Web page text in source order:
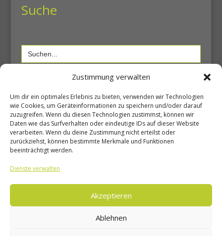
Zustimmung verwalten
Um dir ein optimales Erlebnis zu bieten, verwenden wir Technologien
wie Cookies, um Geräteinformationen zu speichern und/oder darauf
zuzugreifen. Wenn du diesen Technologien zustimmst, können wir
Daten wie das Surfverhalten oder eindeutige IDs auf dieser Website
verarbeiten. Wenn du deine Zustimmung nicht erteilst oder
zurückziehst, können bestimmte Merkmale und Funktionen
beeinträchtigt werden.
Dienste verwalten
Akzeptieren
Ablehnen
Suche
Search
for:
Shop
Shop
Warenkorb
Mein Konto
Unsere Seiten